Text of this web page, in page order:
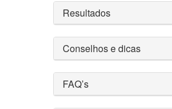
Resultados
Conselhos e dicas
FAQ’s